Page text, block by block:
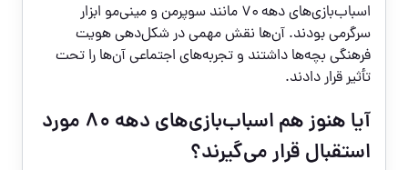
اسباب‌بازی‌های دهه ۷۰ مانند سوپرمن و مینی‌مو ابزار
سرگرمی بودند. آن‌ها نقش مهمی در شکل‌دهی هویت
فرهنگی بچه‌ها داشتند و تجربه‌های اجتماعی آن‌ها را تحت
تأثیر قرار دادند.
آیا هنوز هم اسباب‌بازی‌های دهه ۸۰ مورد
استقبال قرار می‌گیرند؟